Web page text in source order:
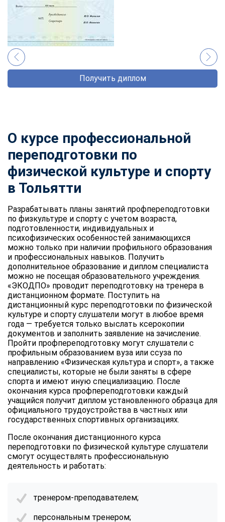
Получить диплом
О курсе профессиональной
переподготовки по
физической культуре и спорту
в Тольятти
Разрабатывать планы занятий профпереподготовки
по физкультуре и спорту с учетом возраста,
подготовленности, индивидуальных и
психофизических особенностей занимающихся
можно только при наличии профильного образования
и профессиональных навыков. Получить
дополнительное образование и диплом специалиста
можно не посещая образовательного учреждения.
«ЭКОДПО» проводит переподготовку на тренера в
дистанционном формате. Поступить на
дистанционный курс переподготовки по физической
культуре и спорту слушатели могут в любое время
года — требуется только выслать ксерокопии
документов и заполнить заявление на зачисление.
Пройти профпереподготовку могут слушатели с
профильным образованием вуза или ссуза по
направлению «Физическая культура и спорт», а также
специалисты, которые не были заняты в сфере
спорта и имеют иную специализацию. После
окончания курса профпереподготовки каждый
учащийся получит диплом установленного образца для
официального трудоустройства в частных или
государственных спортивных организациях.
После окончания дистанционного курса
переподготовки по физической культуре слушатели
смогут осуществлять профессиональную
деятельность и работать:
тренером-преподавателем;
персональным тренером;